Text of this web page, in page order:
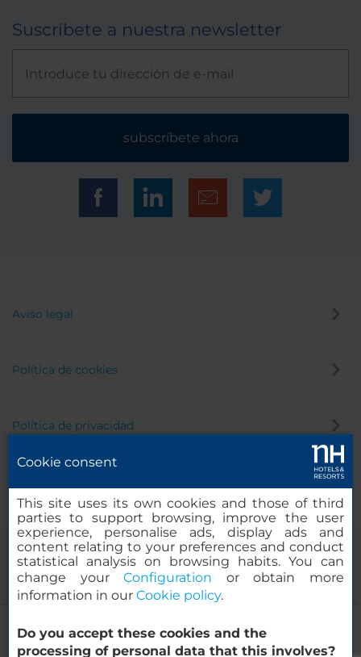
NH Málaga
Suscríbete a nuestra newsletter
subscríbete ahora
Aviso legal
Política de cookies
Política de privacidad
© 2000-2026 MINOR HOTELS EUROPE & AMERICAS Santa Engracia,
Cookie consent
This site uses its own cookies and those of third
parties to support browsing, improve the user
experience, personalise ads, display ads and
content relating to your preferences and conduct
statistical analysis on browsing habits. You can
change yourConfiguration or obtain more
information in our Cookie policy.
Do you accept these cookies and the
processing of personal data that this involves?